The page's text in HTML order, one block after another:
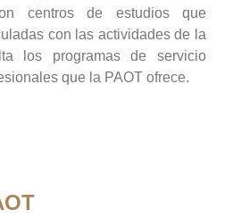
centros de estudios que
con las actividades de la
los programas de servicio
que la PAOT ofrece.